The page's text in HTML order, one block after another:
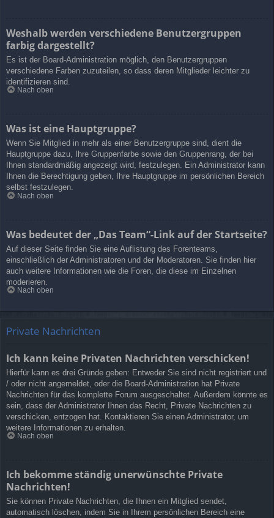
Weshalb werden verschiedene Benutzergruppen
farbig dargestellt?
Es ist der Board-Administration möglich, den Benutzergruppen
verschiedene Farben zuzuteilen, so dass deren Mitglieder leichter zu
identifizieren sind.
Nach oben
Was ist eine Hauptgruppe?
Wenn Sie Mitglied in mehr als einer Benutzergruppe sind, dient die
Hauptgruppe dazu, Ihre Gruppenfarbe sowie den Gruppenrang, der bei
Ihnen standardmäßig angezeigt wird, festzulegen. Ein Administrator kann
Ihnen die Berechtigung geben, Ihre Hauptgruppe im persönlichen Bereich
selbst festzulegen.
Nach oben
Was bedeutet der „Das Team“-Link auf der Startseite?
Auf dieser Seite finden Sie eine Auflistung des Forenteams,
einschließlich der Administratoren und der Moderatoren. Sie finden hier
auch weitere Informationen wie die Foren, die diese im Einzelnen
moderieren.
Nach oben
Private Nachrichten
Ich kann keine Privaten Nachrichten verschicken!
Hierfür kann es drei Gründe geben: Entweder Sie sind nicht registriert und
/ oder nicht angemeldet, oder die Board-Administration hat Private
Nachrichten für das komplette Forum ausgeschaltet. Außerdem könnte es
sein, dass der Administrator Ihnen das Recht, Private Nachrichten zu
verschicken, entzogen hat. Kontaktieren Sie einen Administrator, um
weitere Informationen zu erhalten.
Nach oben
Ich bekomme ständig unerwünschte Private
Nachrichten!
Sie können Private Nachrichten, die Ihnen ein Mitglied sendet,
automatisch löschen, indem Sie in Ihrem persönlichen Bereich eine